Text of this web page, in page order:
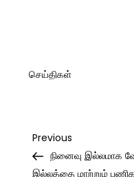
செய்திகள்
Post
Previous
Post
Previous
நினைவு இல்லமாக
இல்லத்தை மாற்றும்